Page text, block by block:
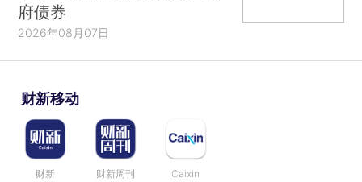
府债券
2026年08月07日
财新移动
财新 财新周刊 Caixin